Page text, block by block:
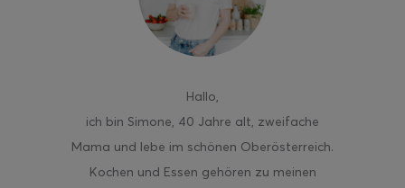
Hallo,
ich bin Simone, 40 Jahre alt, zweifache
Mama und lebe im schönen Oberösterreich.
Kochen und Essen gehören zu meinen